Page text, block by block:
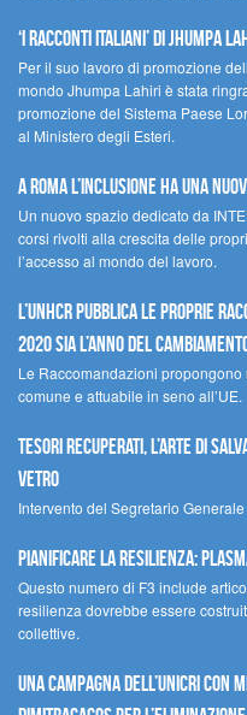
‘I racconti italiani’ di Jhumpa
Per il suo lavoro di promozione
mondo Jhumpa Lahiri è stata
promozione del Sistema Paese
al Ministero degli Esteri.
A Roma l’inclusione ha una
Un nuovo spazio dedicato da
corsi rivolti alla crescita delle
l’accesso al mondo del lavoro.
L’UNHCR pubblica le proprie
2020 sia l’anno del
Le Raccomandazioni
comune e attuabile in seno all’UE.
Tesori recuperati, l’arte di
Vetro
Intervento del Segretario
Pianificare la resilienza:
Questo numero di F3 include
resilienza dovrebbe essere
collettive.
Una campagna dell’UNICRI con